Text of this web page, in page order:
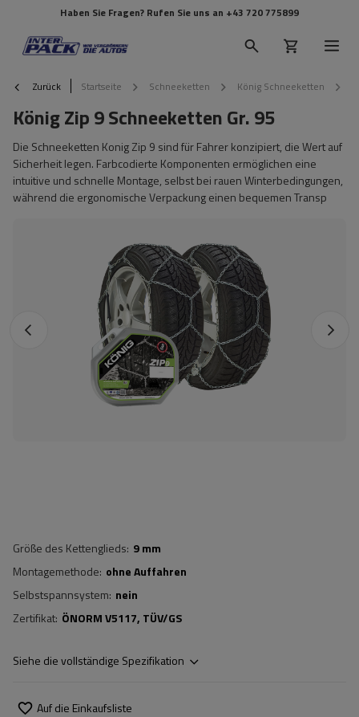
Haben Sie Fragen? Rufen Sie uns an +43 720 775899
Zurück Startseite Schneeketten König Schneeketten
König Zip 9 Schneeketten Gr. 95
Die Schneeketten Konig Zip 9 sind für Fahrer konzipiert, die Wert auf
Sicherheit legen. Farbcodierte Komponenten ermöglichen eine
intuitive und schnelle Montage, selbst bei rauen Winterbedingungen,
während die ergonomische Verpackung einen bequemen Transp
Größe des Kettenglieds 9 mm
Montagemethode ohne Auffahren
Selbstspannsystem nein
Zertifikat ÖNORM V5117 TÜV/GS
Siehe die vollständige Spezifikation
Auf die Einkaufsliste